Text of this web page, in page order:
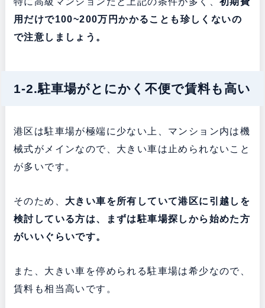
用だけで100~200万円かかることも珍しくないの
で注意しましょう。
1-2.駐車場がとにかく不便で賃料も高い
港区は駐車場が極端に少ない上、マンション内は機
械式がメインなので、大きい車は止められないこと
が多いです。
そのため、 大きい車を所有していて港区に引越しを
検討している方は、まずは駐車場探しから始めた方
がいいぐらいです。
また、大きい車を停められる駐車場は希少なので、
賃料も相当高いです。